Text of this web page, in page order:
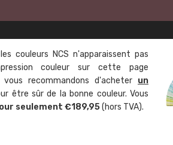
couleurs NCS n'apparaissent pas
couleur sur cette page
recommandons d'acheter un
être sûr de la bonne couleur. Vous
seulement €189,95(hors TVA).